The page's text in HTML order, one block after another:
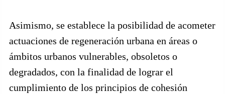
Asimismo, se establece la posibilidad de acometer
actuaciones de regeneración urbana en áreas o
ámbitos urbanos vulnerables, obsoletos o
degradados, con la finalidad de lograr el
cumplimiento de los principios de cohesión